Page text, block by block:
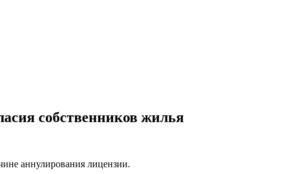
собственников жилья
аннулирования лицензии.